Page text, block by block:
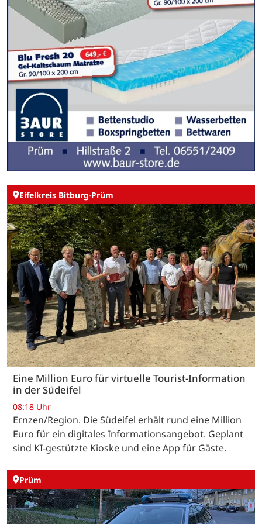
Eifelkreis Bitburg-Prüm
Eine Million Euro für virtuelle Tourist-Information
in der Südeifel
08:18 Uhr
Ernzen/Region. Die Südeifel erhält rund eine Million
Euro für ein digitales Informationsangebot. Geplant
sind KI-gestützte Kioske und eine App für Gäste.
Prüm